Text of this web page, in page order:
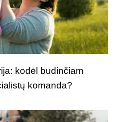
kodėl budinčiam
komanda?